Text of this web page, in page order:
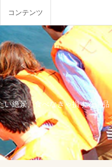
コンテンツ
絶景、食べなきゃ損する絶品